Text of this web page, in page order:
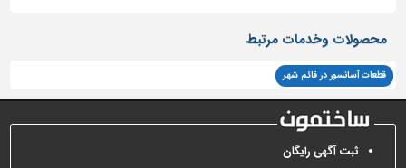
محصولات وخدمات مرتبط
قطعات آسانسور در قائم شهر
ثبت آگهی رایگان